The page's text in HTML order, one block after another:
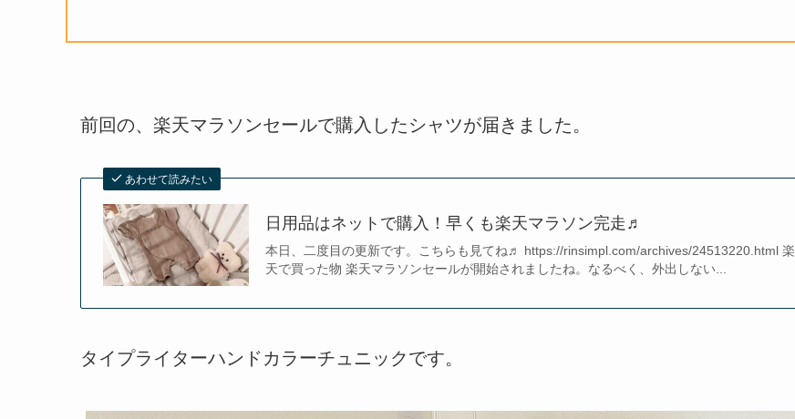
前回の、楽天マラソンセールで購入したシャツが届きました。
あわせて読みたい
日用品はネットで購入！早くも楽天マラソン完走♬
本日、二度目の更新です。こちらも見てね♬ https://rinsimpl.com/archives/24513220.html 楽
天で買った物 楽天マラソンセールが開始されましたね。なるべく、外出しない...
タイプライターハンドカラーチュニックです。